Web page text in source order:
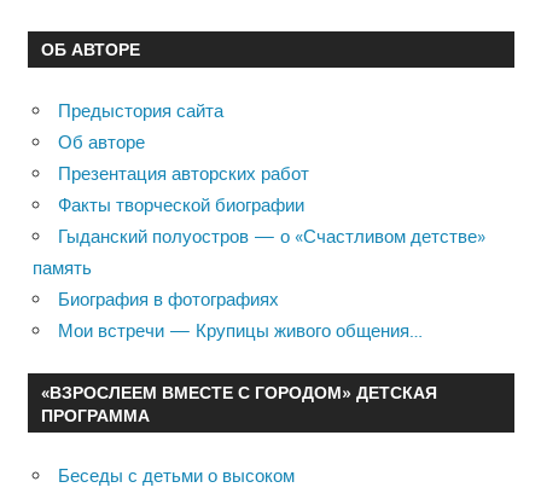
ОБ АВТОРЕ
Предыстория сайта
Об авторе
Презентация авторских работ
Факты творческой биографии
Гыданский полуостров — о «Счастливом детстве»
память
Биография в фотографиях
Мои встречи — Крупицы живого общения…
«ВЗРОСЛЕЕМ ВМЕСТЕ С ГОРОДОМ» ДЕТСКАЯ
ПРОГРАММА
Беседы с детьми о высоком